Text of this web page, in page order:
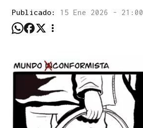
Publicado: 15 Ene 2026 - 21:00